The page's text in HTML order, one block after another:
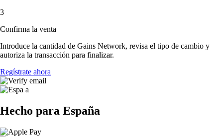
3
Confirma la venta
Introduce la cantidad de Gains Network, revisa el tipo de cambio y
autoriza la transacción para finalizar.
Regístrate ahora
Hecho para España